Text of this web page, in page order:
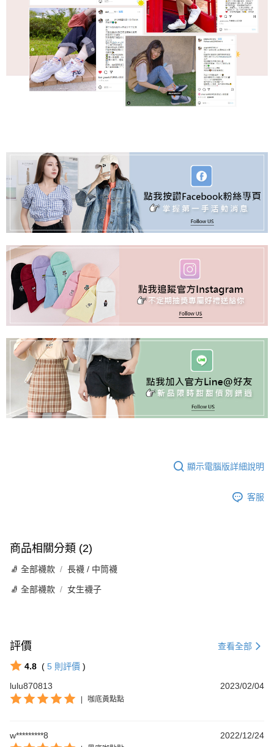
顯示電腦版詳細說明
客服
商品相關分類 (2)
🧦 全部襪款 長襪 / 中筒襪
🧦 全部襪款 女生襪子
評價 查看全部
4.8 ( 5 則評價 )
lulu870813
2023/02/04
咖底黃點點
w*********8 2022/12/24